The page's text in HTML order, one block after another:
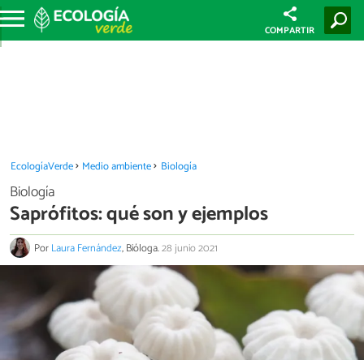
COMPARTIR
EcologíaVerde Medio ambiente Biología
Biología
Saprófitos: qué son y ejemplos
PorLaura Fernández, Bióloga.28 junio 2021